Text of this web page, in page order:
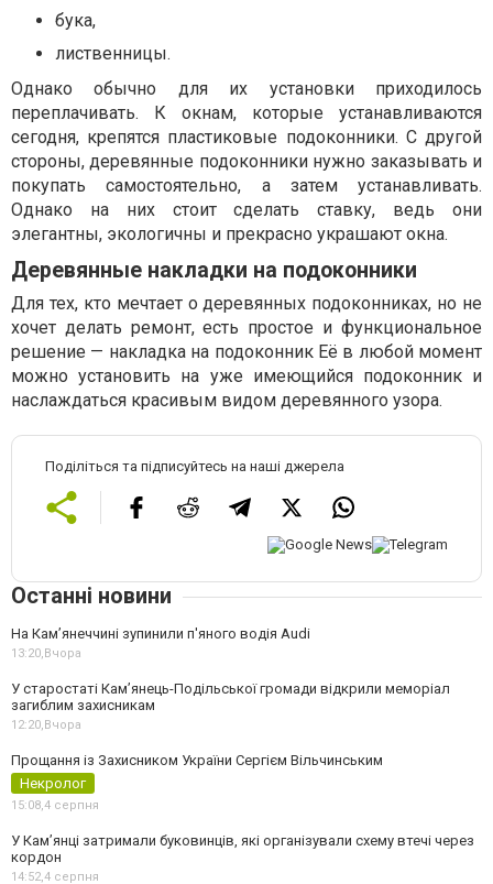
бука,
лиственницы.
Однако обычно для их установки приходилось
переплачивать. К окнам, которые устанавливаются
сегодня, крепятся пластиковые подоконники. С другой
стороны, деревянные подоконники нужно заказывать и
покупать самостоятельно, а затем устанавливать.
Однако на них стоит сделать ставку, ведь они
элегантны, экологичны и прекрасно украшают окна.
Деревянные накладки на подоконники
Для тех, кто мечтает о деревянных подоконниках, но не
хочет делать ремонт, есть простое и функциональное
решение — накладка на подоконник Её в любой момент
можно установить на уже имеющийся подоконник и
наслаждаться красивым видом деревянного узора.
Поділіться та підписуйтесь на наші джерела
Останні новини
На Камʼянеччині зупинили п'яного водія Audi
13:20,Вчора
У старостаті Кам’янець-Подільської громади відкрили меморіал
загиблим захисникам
12:20,Вчора
Прощання із Захисником України Сергієм Вільчинським
Некролог
15:08,4 серпня
У Кам’янці затримали буковинців, які організували схему втечі через
кордон
14:52,4 серпня